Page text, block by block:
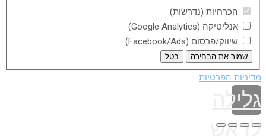
הכרחיות (נדרשות)
אנליטיקה (Google Analytics)
שיווק/פרסום (Facebook/Ads)
שמור את הבחירה בטל
מדיניות הפרטיות
גלילה
לראש